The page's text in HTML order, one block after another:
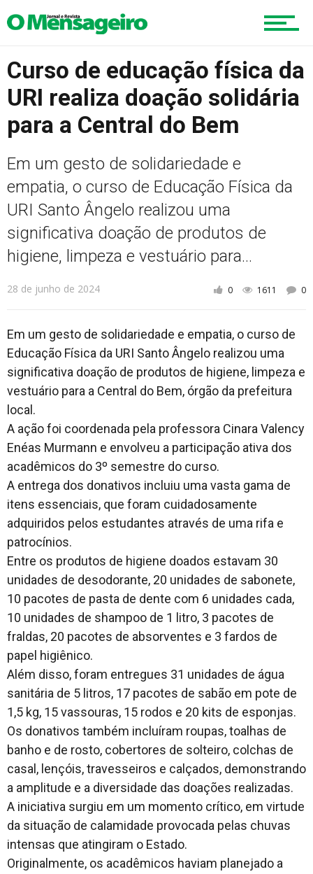
Turismo
Cidade
Meio Ambiente
Cotidiano
Curso de educação física da
URI realiza doação solidária
para a Central do Bem
Em um gesto de solidariedade e
empatia, o curso de Educação Física da
URI Santo Ângelo realizou uma
significativa doação de produtos de
higiene, limpeza e vestuário para...
28 de junho de 2024 0 1611 0
Em um gesto de solidariedade e empatia, o curso de
Educação Física da URI Santo Ângelo realizou uma
significativa doação de produtos de higiene, limpeza e
vestuário para a Central do Bem, órgão da prefeitura
local.
A ação foi coordenada pela professora Cinara Valency
Enéas Murmann e envolveu a participação ativa dos
acadêmicos do 3º semestre do curso.
A entrega dos donativos incluiu uma vasta gama de
itens essenciais, que foram cuidadosamente
adquiridos pelos estudantes através de uma rifa e
patrocínios.
Entre os produtos de higiene doados estavam 30
unidades de desodorante, 20 unidades de sabonete,
10 pacotes de pasta de dente com 6 unidades cada,
10 unidades de shampoo de 1 litro, 3 pacotes de
fraldas, 20 pacotes de absorventes e 3 fardos de
papel higiênico.
Além disso, foram entregues 31 unidades de água
sanitária de 5 litros, 17 pacotes de sabão em pote de
1,5 kg, 15 vassouras, 15 rodos e 20 kits de esponjas.
Os donativos também incluíram roupas, toalhas de
banho e de rosto, cobertores de solteiro, colchas de
casal, lençóis, travesseiros e calçados, demonstrando
a amplitude e a diversidade das doações realizadas.
A iniciativa surgiu em um momento crítico, em virtude
da situação de calamidade provocada pelas chuvas
intensas que atingiram o Estado.
Originalmente, os acadêmicos haviam planejado a